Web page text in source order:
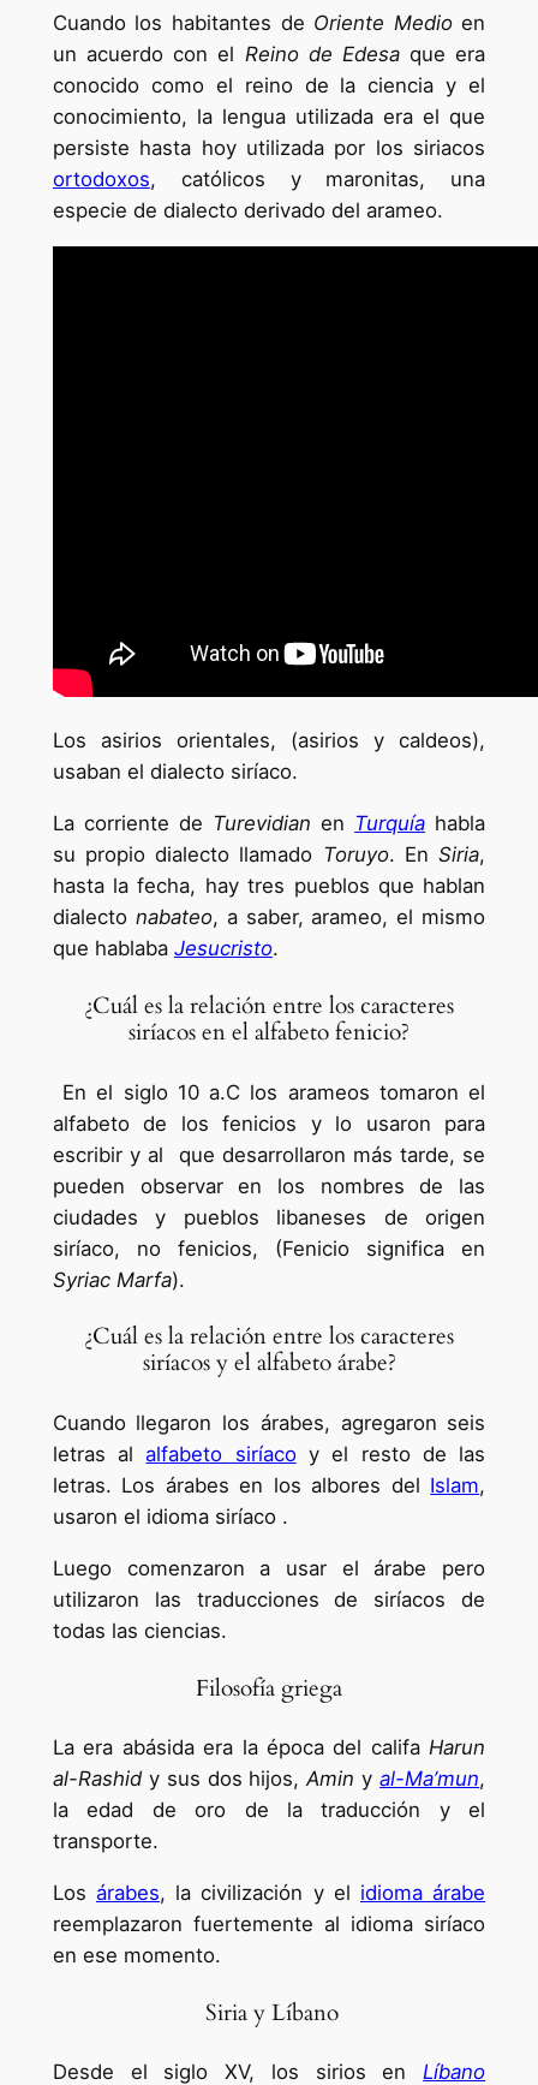
Cuando los habitantes de Oriente Medioen
un acuerdo con el Reino de Edesaque era
conocido como el reino de la ciencia y el
conocimiento, la lengua utilizada era el que
persiste hasta hoy utilizada por los siriacos
ortodoxos, católicos y maronitas, una
especie de dialecto derivado del arameo.
Los asirios orientales, (asirios y caldeos),
usaban el dialecto siríaco.
La corriente de Turevidian en Turquía habla
su propio dialecto llamado Toruyo. EnSiria,
hasta la fecha, hay tres pueblos que hablan
dialecto nabateo, a saber, arameo, el mismo
que hablaba Jesucristo.
¿Cuál es la relación entre los caracteres
siríacos en el alfabeto fenicio?
En el siglo 10 a.C los arameos tomaron el
alfabeto de los fenicios y lo usaron para
escribir y al que desarrollaron más tarde, se
pueden observar en los nombres de las
ciudades y pueblos libaneses de origen
siríaco, no fenicios, (Fenicio significa en
Syriac Marfa).
¿Cuál es la relación entre los caracteres
siríacos y el alfabeto árabe?
Cuando llegaron los árabes, agregaron seis
letras alalfabeto siríacoy el resto de las
letras. Los árabes en los albores del Islam,
usaron el idioma siríaco .
Luego comenzaron a usar el árabe pero
utilizaron las traducciones de siríacos de
todas las ciencias.
Filosofía griega
La era abásida era la época del califaHarun
al-Rashidy sus dos hijos,Amin yal-Ma’mun,
la edad de oro de la traducción y el
transporte.
Losárabes, la civilización y el idioma árabe
reemplazaron fuertemente al idioma siríaco
en ese momento.
Siria y Líbano
Desde el siglo XV, los sirios enLíbano